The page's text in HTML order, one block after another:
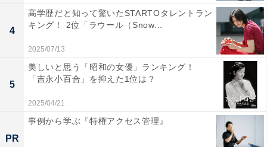
1位：日本大学／87票
4
高学歴だと知って驚いたSTARTOタレントラン
キング！ 2位「ラウール（Snow...
2025/07/13
5
美しいと思う「昭和の女優」ランキング！
「吉永小百合」を抑えた1位は？
2025/04/21
PR
事例から学ぶ『特権アクセス管理』